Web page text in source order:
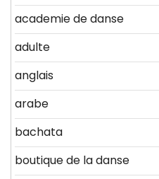
academie de danse
adulte
anglais
arabe
bachata
boutique de la danse